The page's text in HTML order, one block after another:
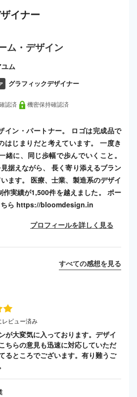
イナー
ム・デザイン
ム
グラフィックデザイナー
認済 機密保持確認済
イン・パートナー。 ロゴは完成品で
はじまりだと考えています。 一度き
緒に、同じ歩幅で歩んでいくこと。
据えながら、 長く寄り添えるブラン
ます。 医療、士業、製造系のデザイ
作実績が1,500件を越えました。 ポー
ちら https://bloomdesign.in
プロフィールを詳しく見る
すべての感想を見る
ビュー済み
が大変気に入っております。デザイ
ちらの意見も迅速に対応していただ
るところでございます。有り難うご